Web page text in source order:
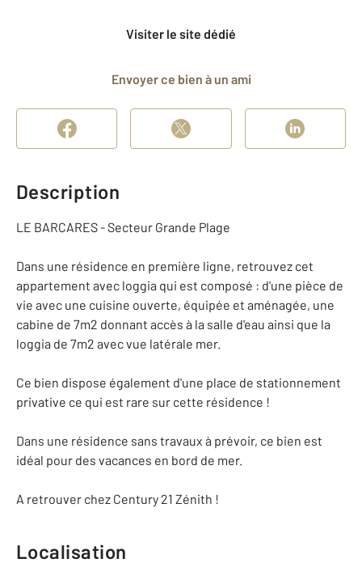
Visiter le site dédié
Envoyer ce bien à un ami
Description
LE BARCARES - Secteur Grande Plage
Dans une résidence en première ligne, retrouvez cet
appartement avec loggia qui est composé : d'une pièce de
vie avec une cuisine ouverte, équipée et aménagée, une
cabine de 7m2 donnant accès à la salle d'eau ainsi que la
loggia de 7m2 avec vue latérale mer.
Ce bien dispose également d'une place de stationnement
privative ce qui est rare sur cette résidence !
Dans une résidence sans travaux à prévoir, ce bien est
idéal pour des vacances en bord de mer.
A retrouver chez Century 21 Zénith !
Localisation